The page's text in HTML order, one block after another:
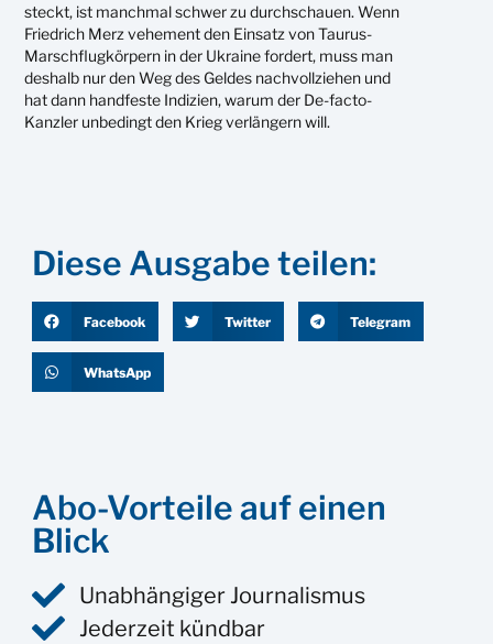
steckt, ist manchmal schwer zu durchschauen. Wenn
Friedrich Merz vehement den Einsatz von Taurus-
Marschflugkörpern in der Ukraine fordert, muss man
deshalb nur den Weg des Geldes nachvollziehen und
hat dann handfeste Indizien, warum der De-facto-
Kanzler unbedingt den Krieg verlängern will.
Diese Ausgabe teilen:
Facebook Twitter Telegram
WhatsApp
Abo-Vorteile auf einen
Blick
Unabhängiger Journalismus
Jederzeit kündbar